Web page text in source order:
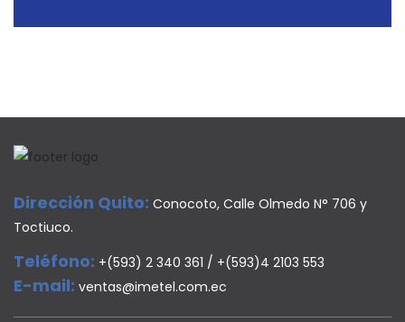
Dirección Quito: Conocoto, Calle Olmedo N° 706 y
Toctiuco.
Teléfono: +(593) 2 340 361 / +(593)4 2103 553
E-mail: ventas@imetel.com.ec